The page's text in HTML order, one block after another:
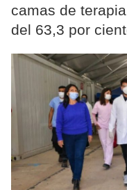
camas de
del 63,3 por